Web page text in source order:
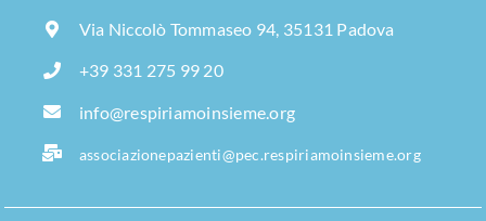
Via Niccolò Tommaseo 94, 35131 Padova
+39 331 275 99 20
info@respiriamoinsieme.org
associazionepazienti@pec.respiriamoinsieme.org